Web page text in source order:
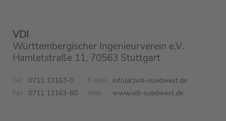
VDI
Württembergischer Ingenieurverein e.V.
Hamletstraße 11, 70563 Stuttgart
Tel 0711 13163-0
Fax 0711 13163-60
E-Mail info(at)vdi-suedwest.de
Web www.vdi-suedwest.de